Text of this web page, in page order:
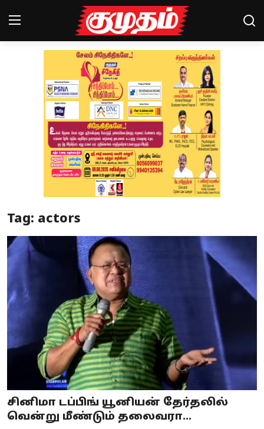
Magazines
Special Story
Business
Crime
Tamilnadu
National
Astrology
Tag: actors
சினிமா டப்பிங் யூனியன் தேர்தலில்
வென்று மீண்டும் தலைவரா...